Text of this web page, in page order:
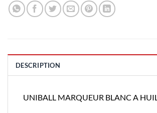
DESCRIPTION
UNIBALL MARQUEUR BLANC A